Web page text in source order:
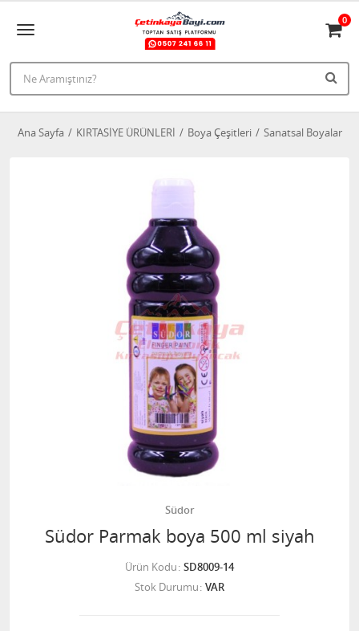
0
Ana Sayfa KIRTASİYE ÜRÜNLERİ Boya Çeşitleri Sanatsal Boyalar
Südor
Südor Parmak boya 500 ml siyah
Ürün Kodu SD8009-14
Stok Durumu VAR